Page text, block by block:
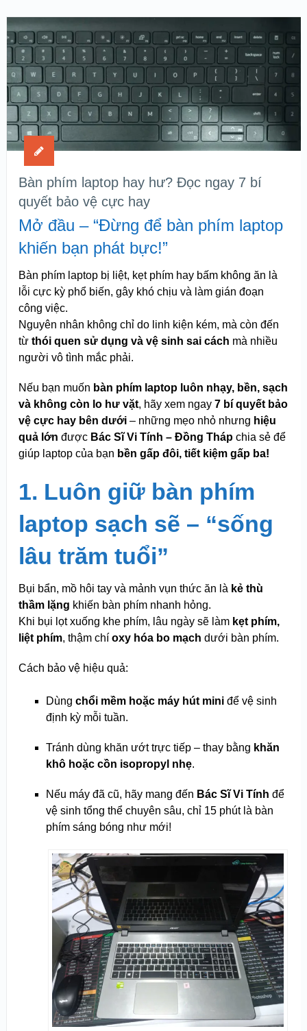
Bàn phím laptop hay hư? Đọc ngay 7 bí
quyết bảo vệ cực hay
Mở đầu – “Đừng để bàn phím laptop
khiến bạn phát bực!”
Bàn phím laptop bị liệt, kẹt phím hay bấm không ăn là
lỗi cực kỳ phổ biến, gây khó chịu và làm gián đoạn
công việc.
Nguyên nhân không chỉ do linh kiện kém, mà còn đến
từ thói quen sử dụng và vệ sinh sai cách mà nhiều
người vô tình mắc phải.
Nếu bạn muốn bàn phím laptop luôn nhạy, bền, sạch
và không còn lo hư vặt, hãy xem ngay 7 bí quyết bảo
vệ cực hay bên dưới– những mẹo nhỏ nhưng hiệu
quả lớn được Bác Sĩ Vi Tính – Đồng Thápchia sẻ để
giúp laptop của bạn bền gấp đôi, tiết kiệm gấp ba!
1. Luôn giữ bàn phím
laptop sạch sẽ – “sống
lâu trăm tuổi”
Bụi bẩn, mồ hôi tay và mảnh vụn thức ăn là kẻ thù
thầm lặng khiến bàn phím nhanh hỏng.
Khi bụi lọt xuống khe phím, lâu ngày sẽ làm kẹt phím,
liệt phím, thậm chí oxy hóa bo mạch dưới bàn phím.
Cách bảo vệ hiệu quả:
Dùng chổi mềm hoặc máy hút miniđể vệ sinh
định kỳ mỗi tuần.
Tránh dùng khăn ướt trực tiếp – thay bằng khăn
khô hoặc cồn isopropyl nhẹ.
Nếu máy đã cũ, hãy mang đến Bác Sĩ Vi Tính để
vệ sinh tổng thể chuyên sâu, chỉ 15 phút là bàn
phím sáng bóng như mới!